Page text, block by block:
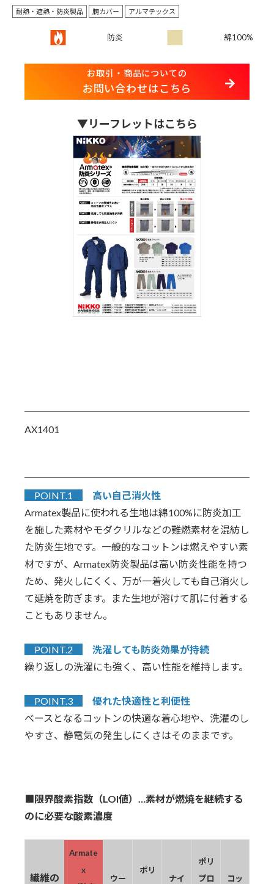
耐熱・遮熱・防炎製品 腕カバー アルマテックス
防炎 綿100%
お取引・商品についての
お問い合わせはこちら
▼リーフレットはこちら
AX1401
POINT.1
高い自己消火性
Armatex製品に使われる生地は綿100%に防炎加工
を施した素材やモダクリルなどの難燃素材を混紡し
た防炎生地です。一般的なコットンは燃えやすい素
材ですが、Armatex防炎製品は高い防炎性能を持つ
ため、発火しにくく、万が一着火しても自己消火し
て延焼を防ぎます。また生地が溶けて肌に付着する
こともありません。
POINT.2
洗濯しても防炎効果が持続
繰り返しの洗濯にも強く、高い性能を維持します。
POINT.3
優れた快適性と利便性
べースとなるコットンの快適な着心地や、洗濯のし
やすさ、静電気の発生しにくさはそのままです。
■限界酸素指数（LOI値）…素材が燃焼を継続する
のに必要な酸素濃度
繊維の
Armate
x
ウー
ポリ
ナイ
ポリ
プロ
コッ